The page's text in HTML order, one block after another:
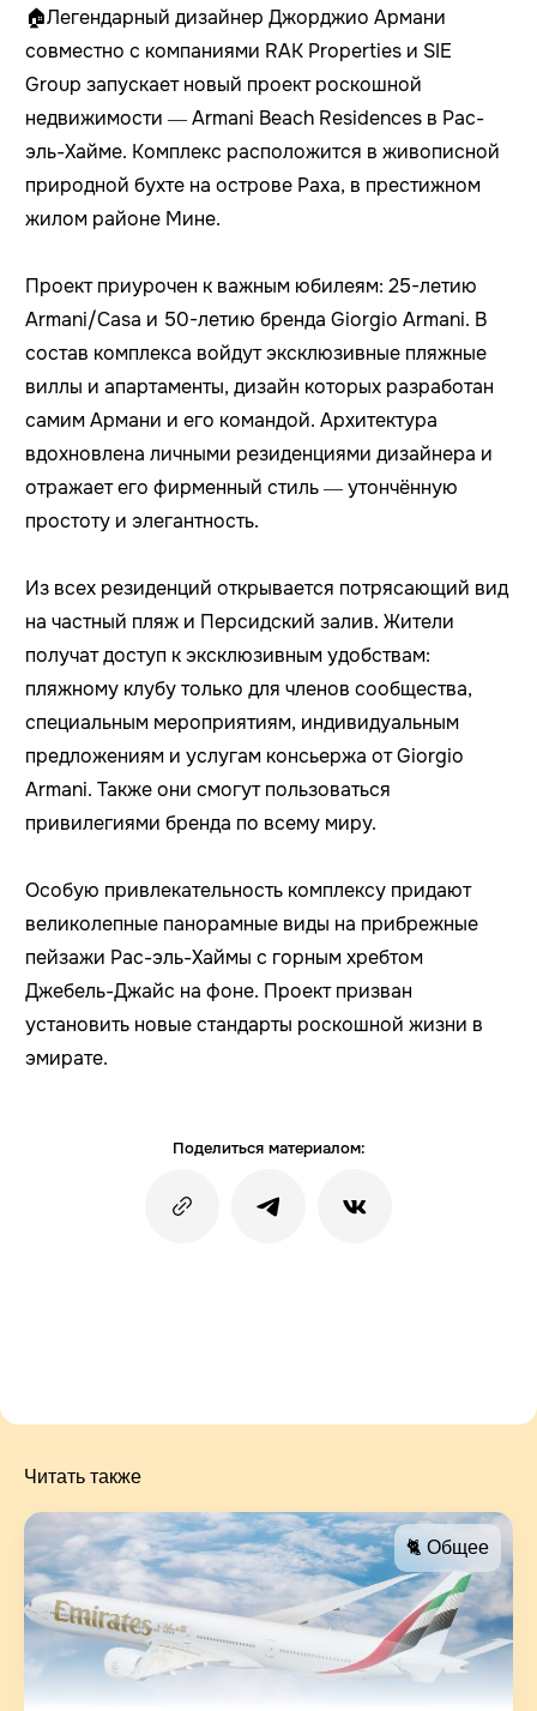
🏠Легендарный дизайнер Джорджио Армани
совместно с компаниями RAK Properties и SIE
Group запускает новый проект роскошной
недвижимости — Armani Beach Residences в Рас-
эль-Хайме. Комплекс расположится в живописной
природной бухте на острове Раха, в престижном
жилом районе Мине.
Проект приурочен к важным юбилеям: 25-летию
Armani/Casa и 50-летию бренда Giorgio Armani. В
состав комплекса войдут эксклюзивные пляжные
виллы и апартаменты, дизайн которых разработан
самим Армани и его командой. Архитектура
вдохновлена личными резиденциями дизайнера и
отражает его фирменный стиль — утончённую
простоту и элегантность.
Из всех резиденций открывается потрясающий вид
на частный пляж и Персидский залив. Жители
получат доступ к эксклюзивным удобствам:
пляжному клубу только для членов сообщества,
специальным мероприятиям, индивидуальным
предложениям и услугам консьержа от Giorgio
Armani. Также они смогут пользоваться
привилегиями бренда по всему миру.
Особую привлекательность комплексу придают
великолепные панорамные виды на прибрежные
пейзажи Рас-эль-Хаймы с горным хребтом
Джебель-Джайс на фоне. Проект призван
установить новые стандарты роскошной жизни в
эмирате.
Поделиться материалом:
Читать также
🐈 Общее